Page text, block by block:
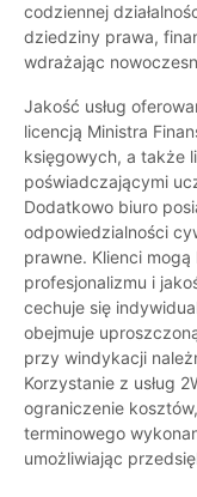
codziennej
dziedziny prawa,
wdrażając
Jakość usług
licencją Ministra
księgowych, a także
poświadczającymi
Dodatkowo biuro
odpowiedzialności
prawne. Klienci
profesjonalizmu i
cechuje się
obejmuje
przy windykacji
Korzystanie z usług
ograniczenie
terminowego
umożliwiając